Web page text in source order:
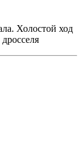
Холостой ход